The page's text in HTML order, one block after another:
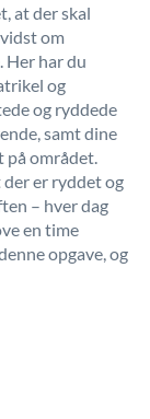
at der skal
om
Her har du
og
og ryddede
samt dine
området.
er ryddet og
– hver dag
en time
opgave, og